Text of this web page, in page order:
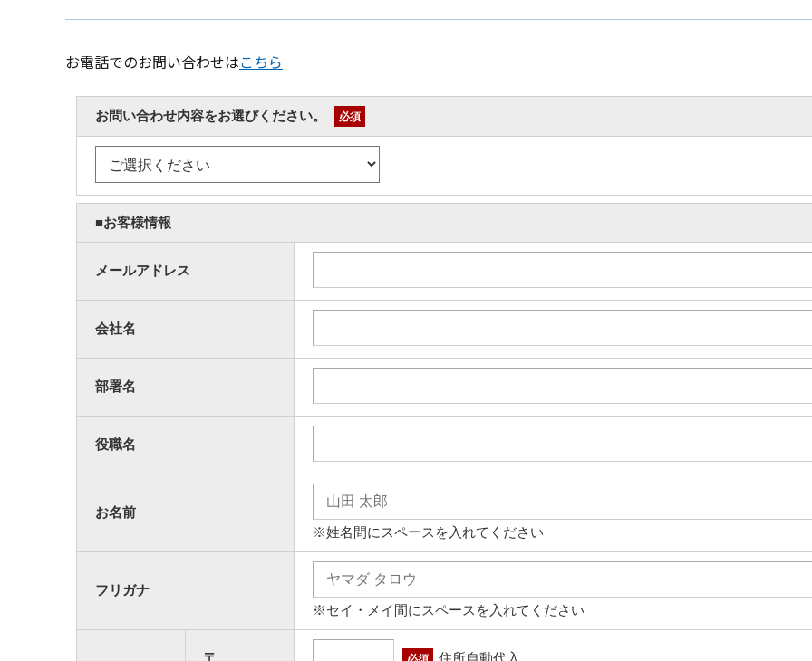
お電話でのお問い合わせはこちら
お問い合わせ内容をお選びください。 必須
■お客様情報
メールアドレス
会社名
部署名
役職名
お名前
※姓名間にスペースを入れてください
フリガナ
※セイ・メイ間にスペースを入れてください
〒 住所自動代入